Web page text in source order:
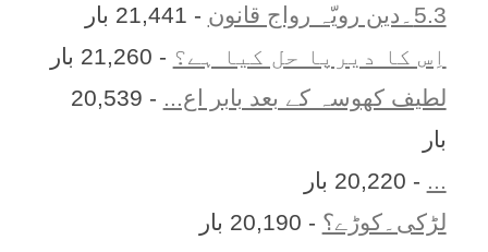
5.3۔دین رویّہ رواج قانون
- 21,441 بار
اِس کا ديرپا حل کيا ہے؟ - 21,260 بار
لطیف کھوسہ کے بعد بابر اع...
- 20,539
بار
- 20,220 بار
لڑکی۔کوڑے؟ - 20,190 بار